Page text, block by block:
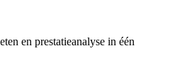
en prestatieanalyse in één